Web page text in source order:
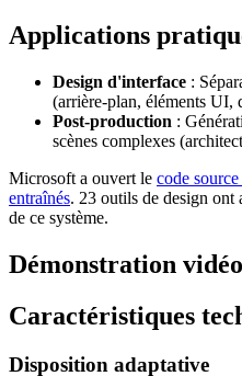
Applications
Design d'interface :
(arrière-plan, éléments UI,
Post-production :
scènes complexes
Microsoft a ouvert le code
entraînés. 23 outils de design ont
de ce système.
Démonstration vidéo
Caractéristiques
Disposition adaptative